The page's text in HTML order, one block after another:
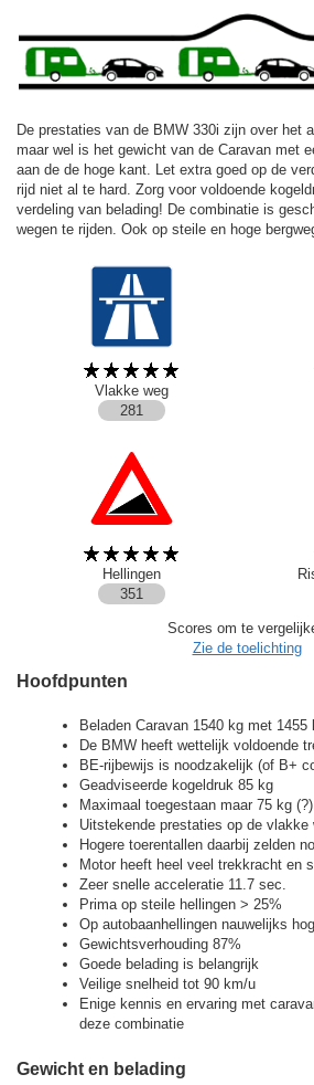
De prestaties van de BMW 330i zijn over het
maar wel is het gewicht van de Caravan met
aan de de hoge kant. Let extra goed op de
rijd niet al te hard. Zorg voor voldoende
verdeling van belading! De combinatie is
wegen te rijden. Ook op steile en hoge
Vlakke weg
281
Hellingen
351
Scores om te
Zie de toelichting
Hoofdpunten
Beladen Caravan 1540 kg met 1455
De BMW heeft wettelijk voldoende
BE-rijbewijs is noodzakelijk (of B+
Geadviseerde kogeldruk 85 kg
Maximaal toegestaan maar 75 kg (?)
Uitstekende prestaties op de vlakke
Hogere toerentallen daarbij zelden
Motor heeft heel veel trekkracht en
Zeer snelle acceleratie 11.7 sec.
Prima op steile hellingen > 25%
Op autobaanhellingen nauwelijks
Gewichtsverhouding 87%
Goede belading is belangrijk
Veilige snelheid tot 90 km/u
Enige kennis en ervaring met
deze combinatie
Gewicht en belading